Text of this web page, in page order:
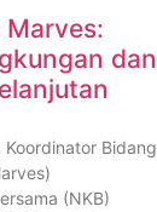
Marves:
dan
Bidang
(NKB)